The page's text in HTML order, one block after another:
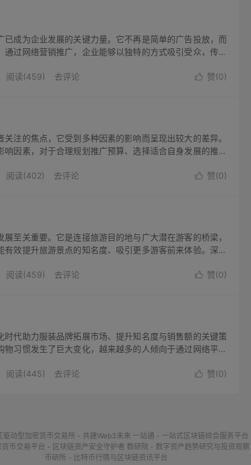
已成为企业发展的关键力量。它不再是简单的广告投放，而
过网络营销推广，企业能够以独特的方式吸引受众，传递
引人们的注意力。比如，一...
 赞(0)
阅读(459) 去评论
注的焦点，它受到多种因素的影响而呈现出较大的差异。
因素，对于合理规划推广预算、选择适合自身发展的推广
广方式。对于一些小型...
 赞(0)
阅读(402) 去评论
至关重要。它是连接旅游目的地与广大潜在游客的桥梁，
效提升旅游景点的知名度、吸引更多游客前来体验。深入
于冒险的小众景点，家庭...
 赞(0)
阅读(459) 去评论
时代助力服装品牌拓展市场、提升知名度与销售额的关键策
习惯发生了巨大变化，越来越多的人倾向于通过网络平台
层次等因素对服装需求的...
 赞(0)
阅读(445) 去评论
驱动型加密货币交易所 - 共建Web3未来 一站通 - 一站式区块链综合服务平
币交易平台 - 区块链资产安全守护者 数研院 - 数字资产趋势研究与投资观察
币研所 - 比特币行情与区块链资讯平台